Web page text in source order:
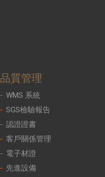
品質管理
WMS 系統
SGS檢驗報告
認證證書
客戶關係管理
電子材證
先進設備